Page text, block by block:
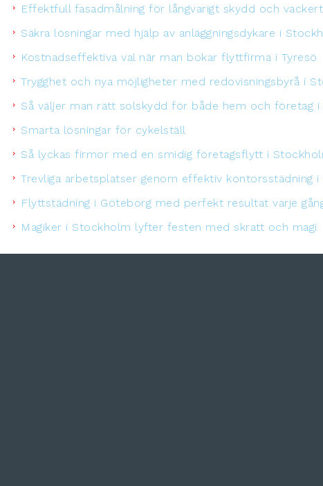
Effektfull fasadmålning för långvarigt skydd och
Säkra lösningar med hjälp av anläggningsdykare i
Kostnadseffektiva val när man bokar flyttfirma i Tyresö
Trygghet och nya möjligheter med redovisningsbyrå i
Så väljer man rätt solskydd för både hem och företag
Smarta lösningar för cykelställ
Så lyckas firmor med en smidig företagsflytt i
Trevliga arbetsplatser genom effektiv kontorsstädning
Flyttstädning i Göteborg med perfekt resultat varje
Magiker i Stockholm lyfter festen med skratt och magi